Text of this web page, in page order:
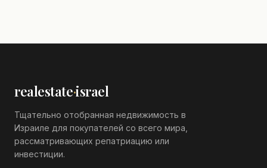
realestate·israel
Тщательно отобранная недвижимость в
Израиле для покупателей со всего мира,
рассматривающих репатриацию или
инвестиции.